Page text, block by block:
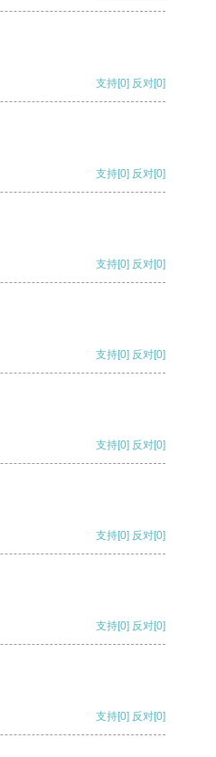
支持[0] 反对[0]
支持[0] 反对[0]
支持[0] 反对[0]
支持[0] 反对[0]
支持[0] 反对[0]
支持[0] 反对[0]
支持[0] 反对[0]
支持[0] 反对[0]